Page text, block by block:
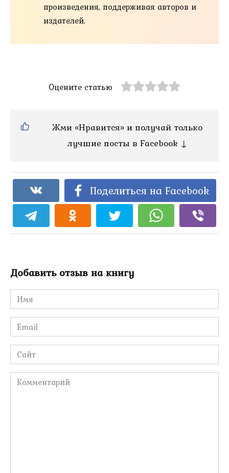
произведения, поддерживая авторов и
издателей.
Оцените статью
Жми «Нравится» и получай только
лучшие посты в Facebook ↓
Поделиться на Facebook
Добавить отзыв на книгу
Имя
*
Email
*
Сайт
Комментарий